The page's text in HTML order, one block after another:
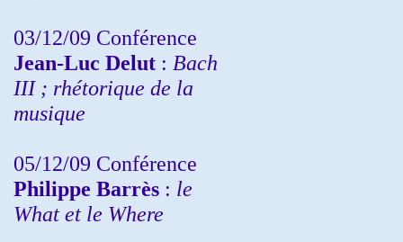
03/12/09 Conférence
Jean-Luc Delut : Bach
III ; rhétorique de la
musique
05/12/09 Conférence
Philippe Barrès : le
What et le Where